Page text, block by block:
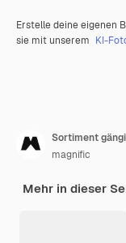
Erstelle deine eigenen
sie mit unserem KI-
Sortiment
magnific
Mehr in dieser